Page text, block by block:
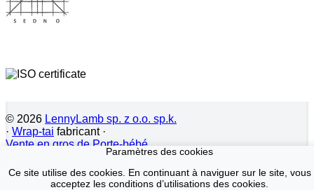
© 2026 LennyLamb sp. z o.o. sp.k.
· Wrap-tai fabricant ·
Vente en gros de Porte-bébé
Paramètres des cookies
Ce site utilise des cookies. En continuant à naviguer sur le site, vous
acceptez les conditions d’utilisations des cookies.